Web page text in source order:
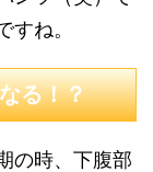
ね。
る！？
の時、下腹部